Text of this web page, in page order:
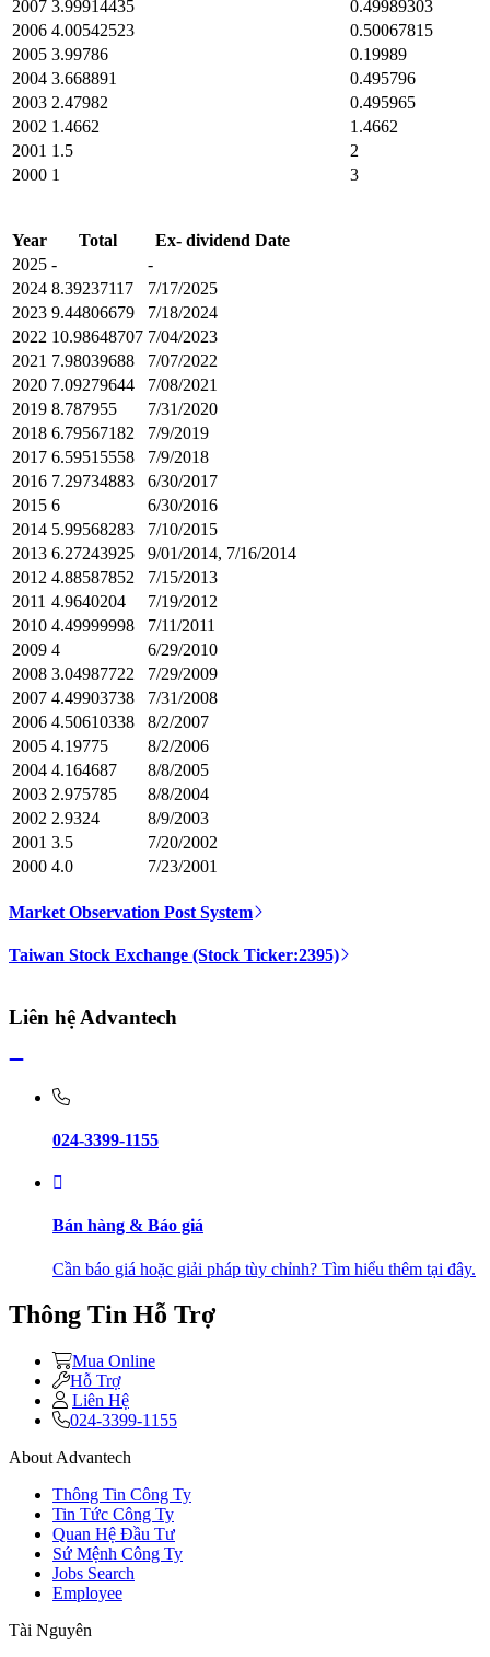
2007 3.99914435
0.49989303
2006 4.00542523
0.50067815
2005 3.99786
0.19989
2004 3.668891
0.495796
2003 2.47982
0.495965
2002 1.4662
1.4662
2001 1.5
2
2000 1 3
Year Total
Ex- dividend Date
2025 -
-
2024 8.39237117
7/17/2025
2023 9.44806679
7/18/2024
2022 10.98648707 7/04/2023
2021 7.98039688
7/07/2022
2020 7.09279644
7/08/2021
2019 8.787955
7/31/2020
2018 6.79567182
7/9/2019
2017 6.59515558
7/9/2018
2016 7.29734883
6/30/2017
2015 6
6/30/2016
2014 5.99568283
7/10/2015
2013 6.27243925
9/01/2014, 7/16/2014
2012 4.88587852
7/15/2013
2011 4.9640204
7/19/2012
2010 4.49999998
7/11/2011
2009 4
6/29/2010
2008 3.04987722
7/29/2009
2007 4.49903738
7/31/2008
2006 4.50610338
8/2/2007
2005 4.19775
8/2/2006
2004 4.164687
8/8/2005
2003 2.975785
8/8/2004
2002 2.9324
8/9/2003
2001 3.5
7/20/2002
2000 4.0 7/23/2001
Market Observation Post System
Taiwan Stock Exchange (Stock Ticker:2395)
Liên hệ Advantech
024-3399-1155
Bán hàng & Báo giá
Cần báo giá hoặc giải pháp tùy chỉnh? Tìm hiểu thêm tại đây.
Thông Tin Hỗ Trợ
Mua Online
Hỗ Trợ
Liên Hệ
024-3399-1155
About Advantech
Thông Tin Công Ty
Tin Tức Công Ty
Quan Hệ Đầu Tư
Sứ Mệnh Công Ty
Jobs Search
Employee
Tài Nguyên